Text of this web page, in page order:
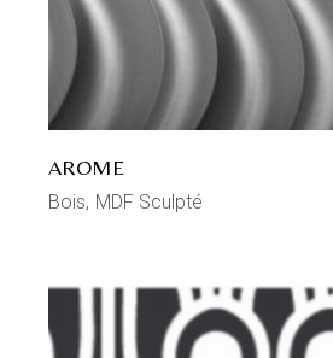
AROME
Bois MDF Sculpté